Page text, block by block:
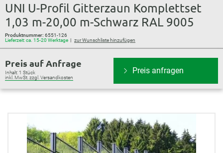
UNI U-Profil Gitterzaun Komplettset
1,03 m-20,00 m-Schwarz RAL 9005
Produktnummer: 6551-126
Lieferzeit: ca. 15-20 Werktage
zur Wunschliste hinzufügen
Preis auf Anfrage
Inhalt: 1 Stück
inkl. MwSt. zzgl. Versandkosten
Preis anfragen